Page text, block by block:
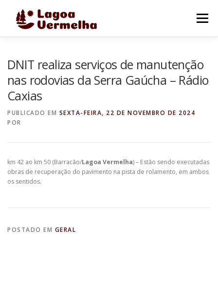
Menu
FALE CONOSCO
DNIT realiza serviços de manutenção
nas rodovias da Serra Gaúcha – Rádio
Caxias
PUBLICADO EM SEXTA-FEIRA, 22 DE NOVEMBRO DE 2024
POR
km 42 ao km 50 (Barracão/Lagoa Vermelha) – Estão sendo executadas
obras de recuperação do pavimento na pista de rolamento, em ambos
os sentidos.
POSTADO EM GERAL